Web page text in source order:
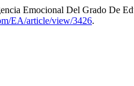
Emocional Del Grado De
EA/article/view/3426.